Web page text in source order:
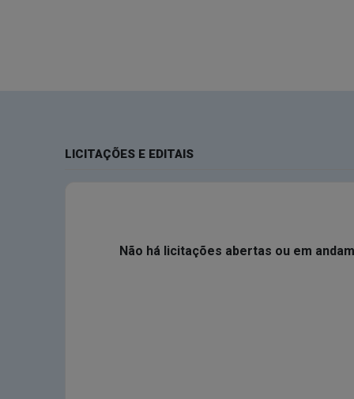
LICITAÇÕES E EDITAIS
Não há licitações abertas ou em